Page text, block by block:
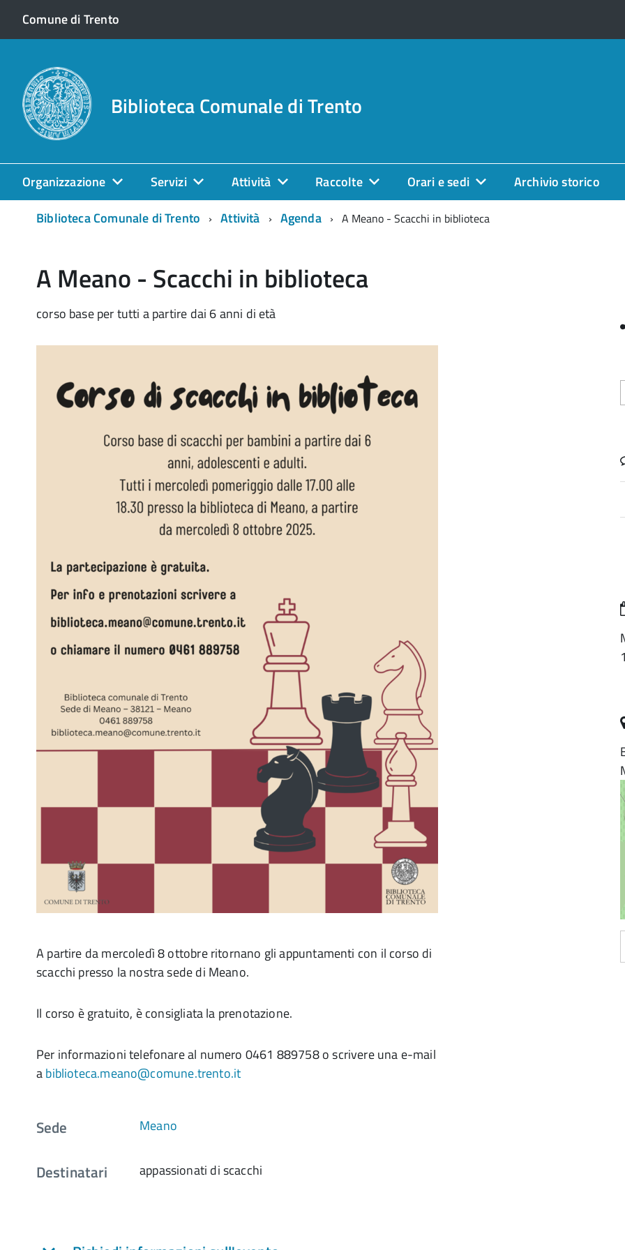
Comune di Trento
Biblioteca Comunale di Trento
Organizzazione Servizi Attività Raccolte Orari e sedi Archivio storico
Biblioteca Comunale di Trento
Attività Agenda A Meano - Scacchi in biblioteca
A Meano - Scacchi in biblioteca
corso base per tutti a partire dai 6 anni di età
A partire da mercoledì 8 ottobre ritornano gli appuntamenti con il corso di
scacchi presso la nostra sede di Meano.
Il corso è gratuito, è consigliata la prenotazione.
Per informazioni telefonare al numero 0461 889758 o scrivere una e-mail
abiblioteca.meano@comune.trento.it
Sede Meano
Destinatari appassionati di scacchi